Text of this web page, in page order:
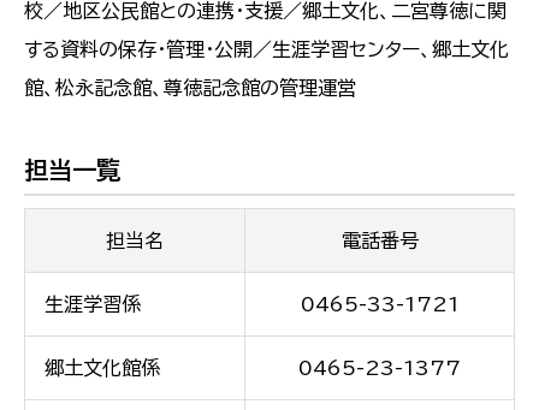
校／地区公民館との連携・支援／郷土文化、二宮尊徳に関
する資料の保存・管理・公開／生涯学習センター、郷土文化
館、松永記念館、尊徳記念館の管理運営
担当一覧
担当名 電話番号
生涯学習係 0465-33-1721
郷土文化館係 0465-23-1377